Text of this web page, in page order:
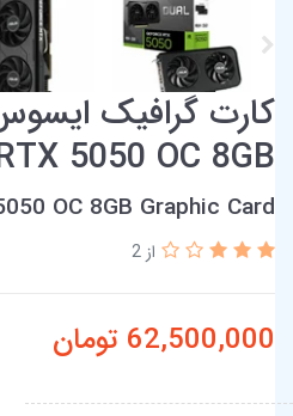
5050 OC 8GB
OC 8GB Graphic Card
از 2
62,500,000 تومان